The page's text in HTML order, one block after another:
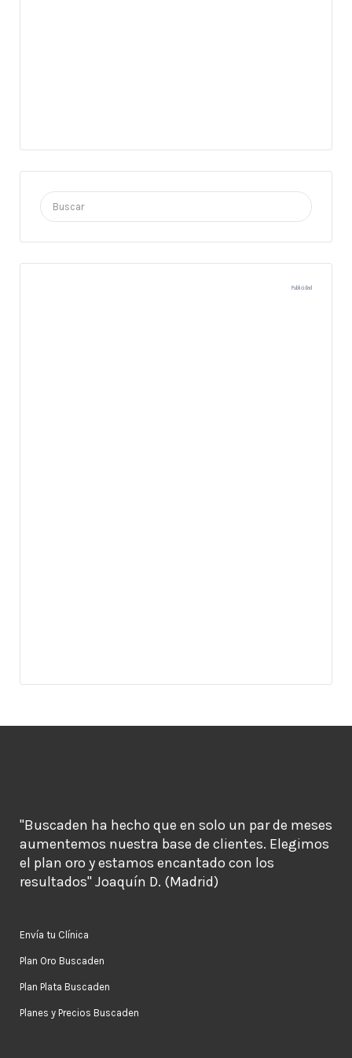
Buscar
por:
Publicidad
"Buscaden ha hecho que en solo un par de meses
aumentemos nuestra base de clientes. Elegimos
el plan oro y estamos encantado con los
resultados" Joaquín D. (Madrid)
Envía tu Clínica
Plan Oro Buscaden
Plan Plata Buscaden
Planes y Precios Buscaden